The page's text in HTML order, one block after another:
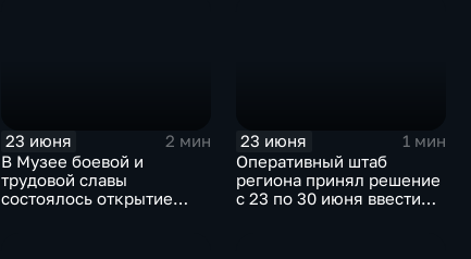
23 июня
2 мин
В Музее боевой и
трудовой славы
состоялось открытие
23 июня
1 мин
Оперативный штаб
региона принял решение
с 23 по 30 июня ввести